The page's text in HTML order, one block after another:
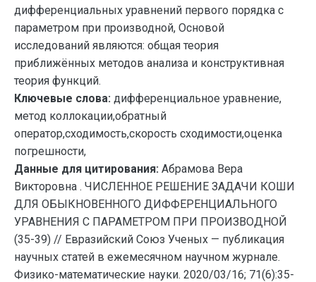
дифференциальных уравнений первого порядка с
параметром при производной, Основой
исследований являются: общая теория
приближённых методов анализа и конструктивная
теория функций.
Ключевые слова: дифференциальное уравнение,
метод коллокации,обратный
оператор,сходимость,скорость сходимости,оценка
погрешности,
Данные для цитирования: Абрамова Вера
Викторовна . ЧИСЛЕННОЕ РЕШЕНИЕ ЗАДАЧИ КОШИ
ДЛЯ ОБЫКНОВЕННОГО ДИФФЕРЕНЦИАЛЬНОГО
УРАВНЕНИЯ С ПАРАМЕТРОМ ПРИ ПРОИЗВОДНОЙ
(35-39) // Евразийский Союз Ученых — публикация
научных статей в ежемесячном научном журнале.
Физико-математические науки. 2020/03/16; 71(6):35-